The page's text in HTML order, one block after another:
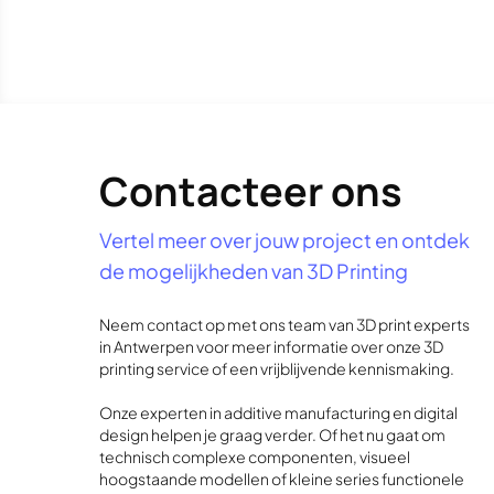
Contacteer ons
Vertel meer over jouw project en ontdek
de mogelijkheden van 3D Printing
Neem contact op met ons team van 3D print experts
in Antwerpen voor meer informatie over onze 3D
printing service of een vrijblijvende kennismaking.
Onze experten in additive manufacturing en digital
design helpen je graag verder. Of het nu gaat om
technisch complexe componenten, visueel
hoogstaande modellen of kleine series functionele